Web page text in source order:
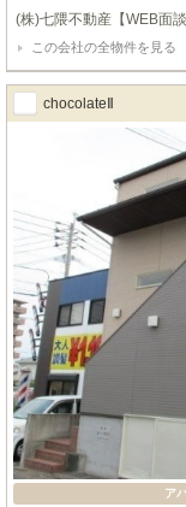
モニターインターフォン
で、電車での通勤・通学
(株)七隈不動産【WEB面談
この会社の全物件を見る
chocolateⅡ
ア